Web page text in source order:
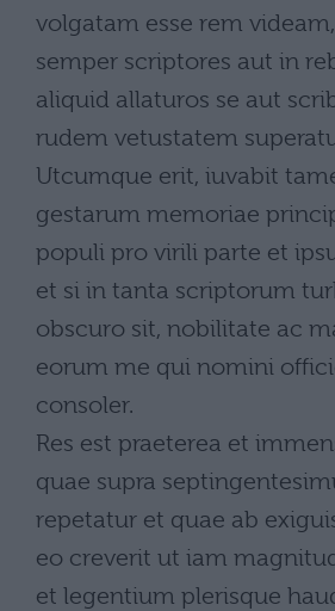
volgatam esse rem
semper scriptores aut in
aliquid allaturos se aut
rudem vetustatem
Utcumque erit, iuvabit
gestarum memoriae
populi pro virili parte et
et si in tanta scriptorum
obscuro sit, nobilitate ac
eorum me qui nomini
consoler.
Res est praeterea et
quae supra
repetatur et quae ab
eo creverit ut iam
et legentium plerisque